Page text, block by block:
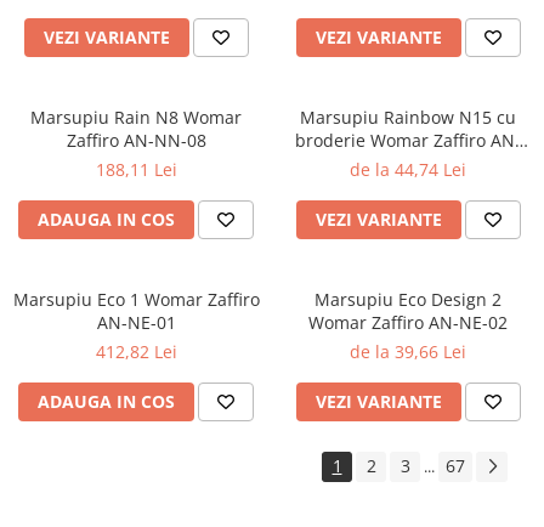
VEZI VARIANTE VEZI VARIANTE
Marsupiu Rain N8 Womar
Zaffiro AN-NN-08
188,11 Lei
ADAUGA IN COS
Marsupiu Rainbow N15 cu
broderie Womar Zaffiro AN-
NZ-15E
de la 44,74 Lei
VEZI VARIANTE
Marsupiu Eco 1 Womar Zaffiro
AN-NE-01
412,82 Lei
ADAUGA IN COS
Marsupiu Eco Design 2
Womar Zaffiro AN-NE-02
de la 39,66 Lei
VEZI VARIANTE
1 2 3 ... 67